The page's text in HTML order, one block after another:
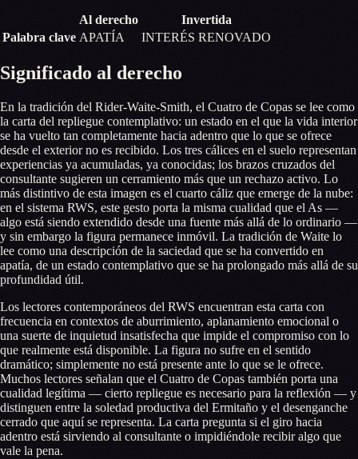
Al derecho
Invertida
Palabra clave APATÍA INTERÉS RENOVADO
Significado al derecho
En la tradición del Rider-Waite-Smith, el Cuatro de Copas se lee como
la carta del repliegue contemplativo: un estado en el que la vida interior
se ha vuelto tan completamente hacia adentro que lo que se ofrece
desde el exterior no es recibido. Los tres cálices en el suelo representan
experiencias ya acumuladas, ya conocidas; los brazos cruzados del
consultante sugieren un cerramiento más que un rechazo activo. Lo
más distintivo de esta imagen es el cuarto cáliz que emerge de la nube:
en el sistema RWS, este gesto porta la misma cualidad que el As —
algo está siendo extendido desde una fuente más allá de lo ordinario —
y sin embargo la figura permanece inmóvil. La tradición de Waite lo
lee como una descripción de la saciedad que se ha convertido en
apatía, de un estado contemplativo que se ha prolongado más allá de su
profundidad útil.
Los lectores contemporáneos del RWS encuentran esta carta con
frecuencia en contextos de aburrimiento, aplanamiento emocional o
una suerte de inquietud insatisfecha que impide el compromiso con lo
que realmente está disponible. La figura no sufre en el sentido
dramático; simplemente no está presente ante lo que se le ofrece.
Muchos lectores señalan que el Cuatro de Copas también porta una
cualidad legítima — cierto repliegue es necesario para la reflexión — y
distinguen entre la soledad productiva del Ermitaño y el desenganche
cerrado que aquí se representa. La carta pregunta si el giro hacia
adentro está sirviendo al consultante o impidiéndole recibir algo que
vale la pena.